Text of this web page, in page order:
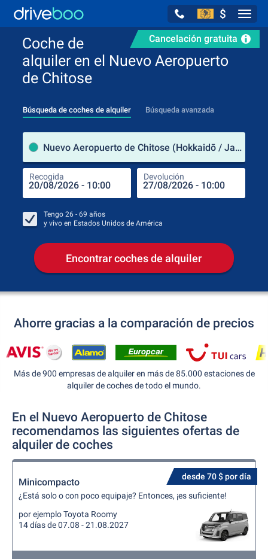
$
Cancelación gratuita
Coche de
alquiler en el Nuevo Aeropuerto
de Chitose
Búsqueda de coches de alquiler Búsqueda avanzada
Nuevo Aeropuerto de Chitose (Hokkaidō / Japón)
Recogida Devolución
Tengo 26 - 69 años
y vivo en Estados Unidos de América
Encontrar coches de alquiler
Ahorre gracias a la comparación de precios
Más de 900 empresas de alquiler en más de 85.000 estaciones de
alquiler de coches de todo el mundo.
En el Nuevo Aeropuerto de Chitose
recomendamos las siguientes ofertas de
alquiler de coches
desde 70 $ por día
Minicompacto
¿Está solo o con poco equipaje? Entonces, ¡es suficiente!
por ejemplo Toyota Roomy
14 días de 07.08 - 21.08.2027